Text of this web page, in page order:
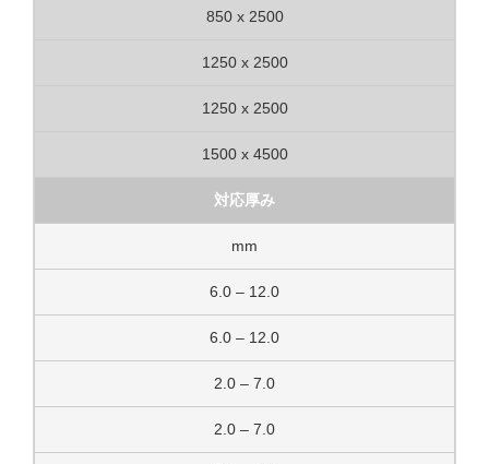
850 x 2500
1250 x 2500
1250 x 2500
1500 x 4500
対応厚み
mm
6.0 – 12.0
6.0 – 12.0
2.0 – 7.0
2.0 – 7.0